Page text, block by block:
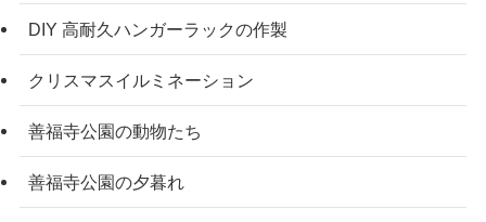
DIY 高耐久ハンガーラックの作製
クリスマスイルミネーション
善福寺公園の動物たち
善福寺公園の夕暮れ